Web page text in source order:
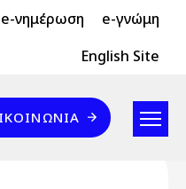
e-νημέρωση e-γνώμη
English Site